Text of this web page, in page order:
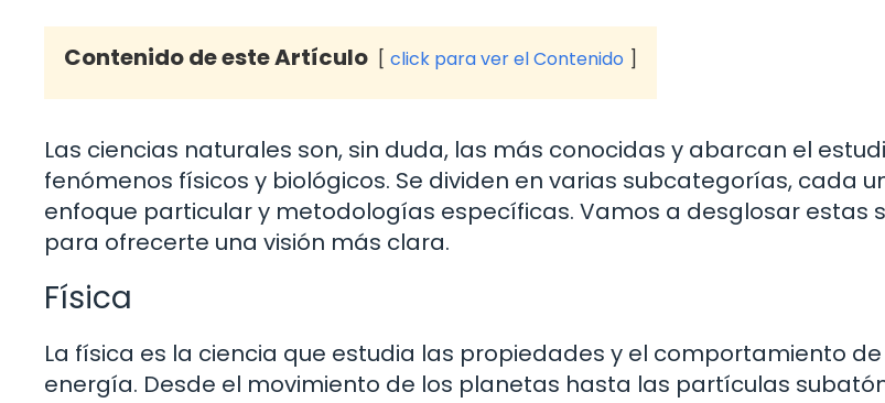
Contenido de este Artículo click para ver el Contenido
Las ciencias naturales son, sin duda, las más conocidas y abarcan el
fenómenos físicos y biológicos. Se dividen en varias subcategorías, cada
enfoque particular y metodologías específicas. Vamos a desglosar estas
para ofrecerte una visión más clara.
Física
La física es la ciencia que estudia las propiedades y el comportamiento
energía. Desde el movimiento de los planetas hasta las partículas